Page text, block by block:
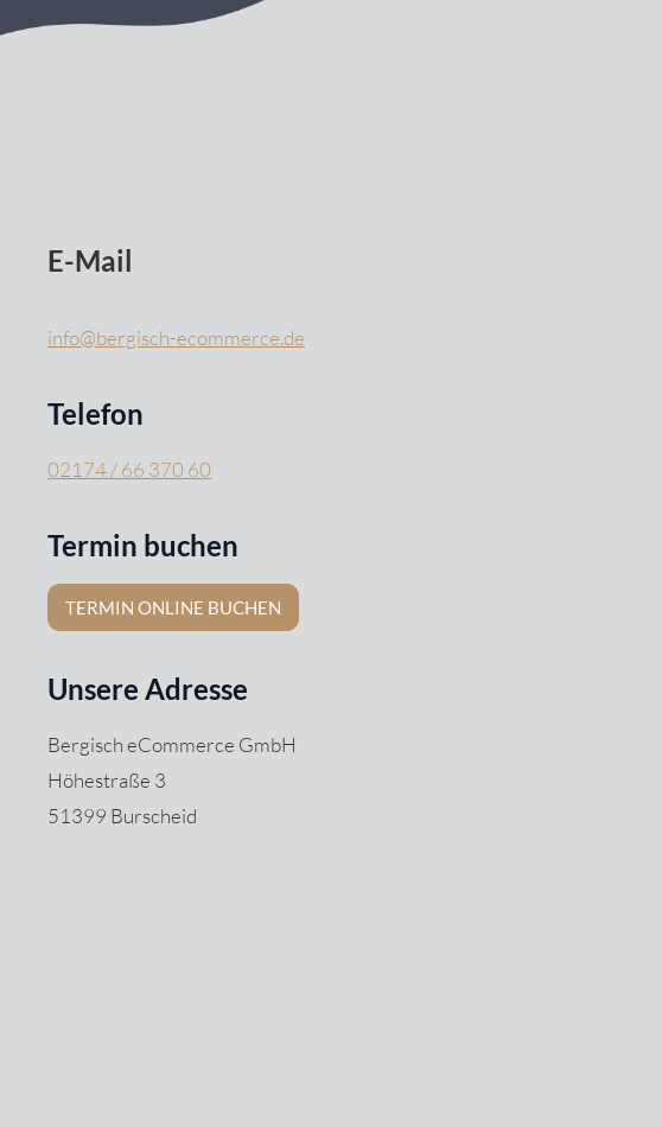
E-Mail
info@bergisch-ecommerce.de
Telefon
02174 / 66 370 60
Termin buchen
TERMIN ONLINE BUCHEN
Unsere Adresse
Bergisch eCommerce GmbH
Höhestraße 3
51399 Burscheid